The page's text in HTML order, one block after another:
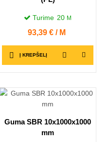
Turime 20 M
Kaina
93,39 € / M
Į KREPŠELĮ
Guma SBR 10x1000x1000
mm